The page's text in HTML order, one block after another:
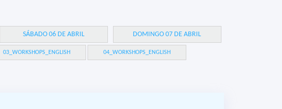
SÁBADO 06 DE ABRIL DOMINGO 07 DE ABRIL
03_WORKSHOPS_ENGLISH 04_WORKSHOPS_ENGLISH